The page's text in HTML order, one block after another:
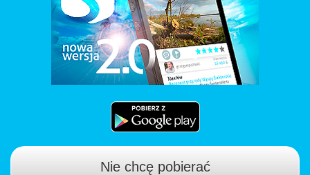
Nie chcę pobierać